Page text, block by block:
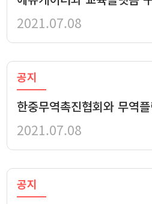
2021.07.08
공지
한중무역촉진협회와 무역
2021.07.08
공지